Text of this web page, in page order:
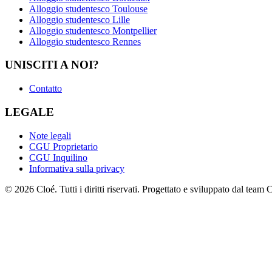
Alloggio studentesco Toulouse
Alloggio studentesco Lille
Alloggio studentesco Montpellier
Alloggio studentesco Rennes
UNISCITI A NOI?
Contatto
LEGALE
Note legali
CGU Proprietario
CGU Inquilino
Informativa sulla privacy
© 2026 Cloé. Tutti i diritti riservati. Progettato e sviluppato dal team